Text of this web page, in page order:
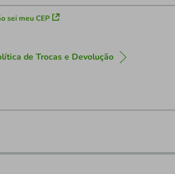
sei meu CEP
de Trocas e Devolução